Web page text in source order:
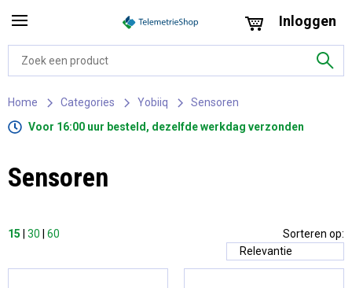
Inloggen
Home Categories Yobiiq
Sensoren
Voor 16:00 uur besteld, dezelfde werkdag verzonden
Sensoren
15 30 60 Sorteren op: